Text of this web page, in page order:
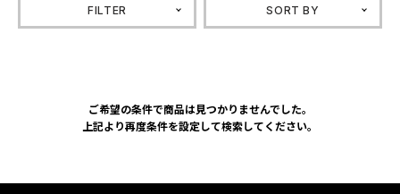
FILTER SORT BY
ご希望の条件で商品は見つかりませんでした。
上記より再度条件を設定して検索してください。